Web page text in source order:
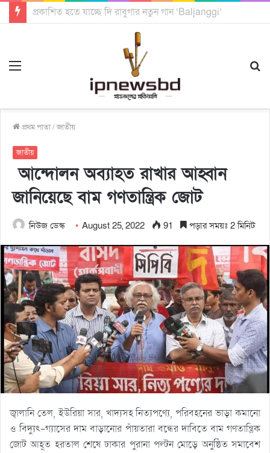
প্রথম পাতা/জাতীয়
জাতীয়
আন্দোলন অব্যাহত রাখার আহ্বান
জানিয়েছে বাম গণতান্ত্রিক জোট
নিউজ ডেস্ক August 25, 2022 91 পড়ার সময়ঃ 2 মিনিট
জ্বালানি তেল, ইউরিয়া সার, খাদ্যসহ নিত্যপণ্যে, পরিবহনের ভাড়া কমানো
ও বিদ্যুৎ-গ্যাসের দাম বাড়ানোর পাঁয়তারা বন্ধের দাবিতে বাম গণতান্ত্রিক
জোট আহূত হরতাল শেষে ঢাকার পুরানা পল্টন মোড়ে অনুষ্ঠিত সমাবেশ